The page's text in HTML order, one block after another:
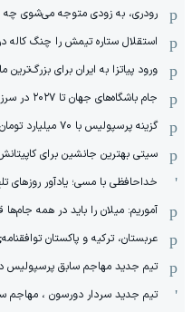
رودری، به زودی متوجه می‌شوی چه
استقلال ستاره تیمش را چنگ کاله
ورود پیاتزا به ایران برای
جام باشگاه‌های جهان تا ۲۰۲۷ در سرزمین والیبال
گزینه پرسپولیس با ۷۰ میلیارد تومان به فروش رسید
سیتی بهترین جانشین برای
خداحافظی با مسی؛ یادآور روزهای
آموریم: میلان را باید در همه جام‌ها
عربستان، ترکیه و پاکستان
تیم جدید مهاجم سابق پرسپولیس
تیم جدید سردار دورسون ، مهاجم